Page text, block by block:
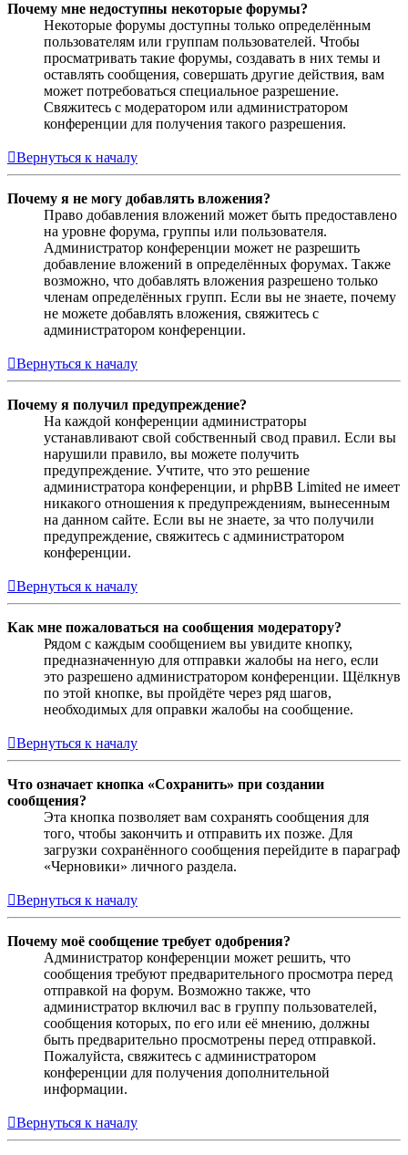
Почему мне недоступны некоторые форумы?
Некоторые форумы доступны только определённым
пользователям или группам пользователей. Чтобы
просматривать такие форумы, создавать в них темы и
оставлять сообщения, совершать другие действия, вам
может потребоваться специальное разрешение.
Свяжитесь с модератором или администратором
конференции для получения такого разрешения.
Вернуться к началу
Почему я не могу добавлять вложения?
Право добавления вложений может быть предоставлено
на уровне форума, группы или пользователя.
Администратор конференции может не разрешить
добавление вложений в определённых форумах. Также
возможно, что добавлять вложения разрешено только
членам определённых групп. Если вы не знаете, почему
не можете добавлять вложения, свяжитесь с
администратором конференции.
Вернуться к началу
Почему я получил предупреждение?
На каждой конференции администраторы
устанавливают свой собственный свод правил. Если вы
нарушили правило, вы можете получить
предупреждение. Учтите, что это решение
администратора конференции, и phpBB Limited не имеет
никакого отношения к предупреждениям, вынесенным
на данном сайте. Если вы не знаете, за что получили
предупреждение, свяжитесь с администратором
конференции.
Вернуться к началу
Как мне пожаловаться на сообщения модератору?
Рядом с каждым сообщением вы увидите кнопку,
предназначенную для отправки жалобы на него, если
это разрешено администратором конференции. Щёлкнув
по этой кнопке, вы пройдёте через ряд шагов,
необходимых для оправки жалобы на сообщение.
Вернуться к началу
Что означает кнопка «Сохранить» при создании
сообщения?
Эта кнопка позволяет вам сохранять сообщения для
того, чтобы закончить и отправить их позже. Для
загрузки сохранённого сообщения перейдите в параграф
«Черновики» личного раздела.
Вернуться к началу
Почему моё сообщение требует одобрения?
Администратор конференции может решить, что
сообщения требуют предварительного просмотра перед
отправкой на форум. Возможно также, что
администратор включил вас в группу пользователей,
сообщения которых, по его или её мнению, должны
быть предварительно просмотрены перед отправкой.
Пожалуйста, свяжитесь с администратором
конференции для получения дополнительной
информации.
Вернуться к началу